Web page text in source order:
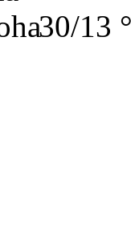
30/13